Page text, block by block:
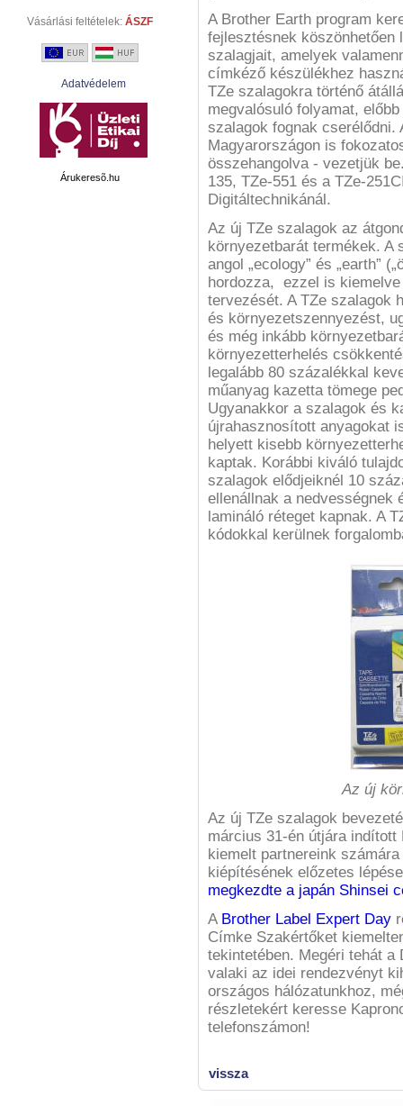
Vásárlási feltételek: ÁSZF
Adatvédelem
Árukeresõ.hu
A Brother Earth program
fejlesztésnek köszönhetően
szalagjait, amelyek
címkéző készülékhez
TZe szalagokra történő
megvalósuló folyamat,
szalagok fognak cserélődni.
Magyarországon is
összehangolva - vezetjük
135, TZe-551 és a TZe-
Digitáltechnikánál.
Az új TZe szalagok az
környezetbarát termékek. A
angol „ecology” és „earth”
hordozza, ezzel is
tervezését. A TZe szalagok
és környezetszennyezést,
és még inkább
környezetterhelés
legalább 80 százalékkal
műanyag kazetta tömege
Ugyanakkor a szalagok és
újrahasznosított anyagokat
helyett kisebb
kaptak. Korábbi kiváló
szalagok elődjeiknél 10
ellenállnak a nedvességnek
lamináló réteget kapnak. A
kódokkal kerülnek
Az új
Az új TZe szalagok
március 31-én útjára
kiemelt partnereink
kiépítésének előzetes
megkezdte a japán Shinsei
A Brother Label Expert Day
Címke Szakértőket
tekintetében. Megéri tehát a
valaki az idei rendezvényt
országos hálózatunkhoz,
részletekért keresse
telefonszámon!
vissza